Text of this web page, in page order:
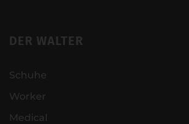
DER WALTER
Schuhe
Worker
Medical